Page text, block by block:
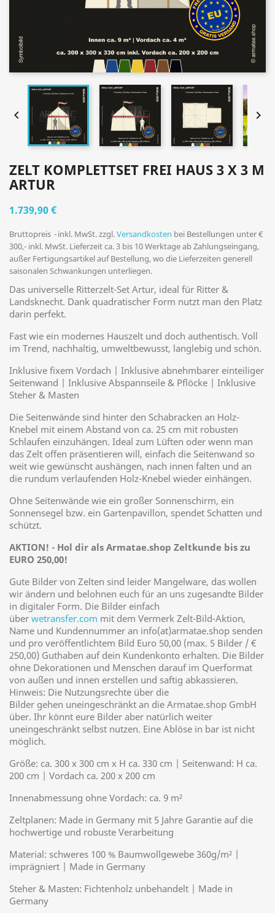
 
ZELT KOMPLETTSET FREI HAUS 3 X 3 M
ARTUR
1.739,90 €
Bruttopreis inkl. MwSt. zzgl.Versandkosten bei Bestellungen unter €
300,- inkl. MwSt. Lieferzeit ca. 3 bis 10 Werktage ab Zahlungseingang,
außer Fertigungsartikel auf Bestellung, wo die Lieferzeiten generell
saisonalen Schwankungen unterliegen.
Das universelle Ritterzelt-Set Artur, ideal für Ritter &
Landsknecht. Dank quadratischer Form nutzt man den Platz
darin perfekt.
Fast wie ein modernes Hauszelt und doch authentisch. Voll
im Trend, nachhaltig, umweltbewusst, langlebig und schön.
Inklusive fixem Vordach | Inklusive abnehmbarer einteiliger
Seitenwand | Inklusive Abspannseile & Pflöcke | Inklusive
Steher & Masten
Die Seitenwände sind hinter den Schabracken an Holz-
Knebel mit einem Abstand von ca. 25 cm mit robusten
Schlaufen einzuhängen. Ideal zum Lüften oder wenn man
das Zelt offen präsentieren will, einfach die Seitenwand so
weit wie gewünscht aushängen, nach innen falten und an
die rundum verlaufenden Holz-Knebel wieder einhängen.
Ohne Seitenwände wie ein großer Sonnenschirm, ein
Sonnensegel bzw. ein Gartenpavillon, spendet Schatten und
schützt.
AKTION! - Hol dir als Armatae.shop Zeltkunde bis zu
EURO 250,00!
Gute Bilder von Zelten sind leider Mangelware, das wollen
wir ändern und belohnen euch für an uns zugesandte Bilder
in digitaler Form. Die Bilder einfach
über wetransfer.com mit dem Vermerk Zelt-Bild-Aktion,
Name und Kundennummer an info(at)armatae.shop senden
und pro veröffentlichtem Bild Euro 50,00 (max. 5 Bilder / €
250,00) Guthaben auf dein Kundenkonto erhalten. Die Bilder
ohne Dekorationen und Menschen darauf im Querformat
von außen und innen erstellen und saftig abkassieren.
Hinweis: Die Nutzungsrechte über die
Bilder gehen uneingeschränkt an die Armatae.shop GmbH
über. Ihr könnt eure Bilder aber natürlich weiter
uneingeschränkt selbst nutzen. Eine Ablöse in bar ist nicht
möglich.
Größe: ca. 300 x 300 cm x H ca. 330 cm | Seitenwand: H ca.
200 cm | Vordach ca. 200 x 200 cm
Innenabmessung ohne Vordach: ca. 9 m²
Zeltplanen: Made in Germany mit 5 Jahre Garantie auf die
hochwertige und robuste Verarbeitung
Material: schweres 100 % Baumwollgewebe 360g/m² |
imprägniert | Made in Germany
Steher & Masten: Fichtenholz unbehandelt | Made in
Germany